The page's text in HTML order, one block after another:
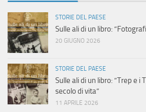
STORIE DEL PAESE
Sulle ali di un libro:
20 GIUGNO 2026
STORIE DEL PAESE
Sulle ali di un libro: “Trep e i
secolo di vita”
11 APRILE 2026